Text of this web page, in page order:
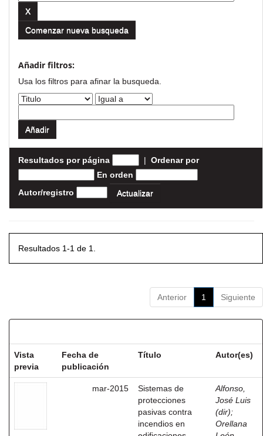
Comenzar nueva busqueda
Añadir filtros:
Usa los filtros para afinar la busqueda.
Resultados por página | Ordenar por
En orden
Autor/registro
Resultados 1-1 de 1.
Anterior 1 Siguiente
Vista
previa
Fecha de
publicación
Título Autor(es)
mar-2015
Sistemas de
protecciones
pasivas contra
incendios en
Alfonso,
José Luis
(dir);
Orellana